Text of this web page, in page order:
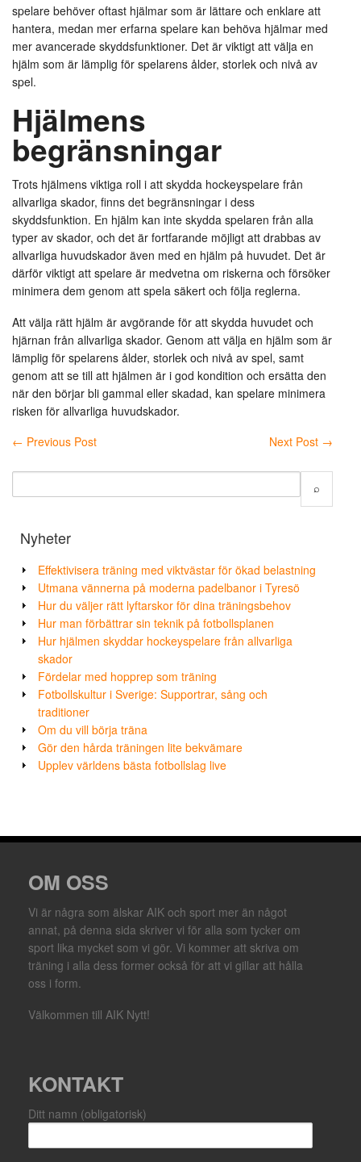
spelare behöver oftast hjälmar som är lättare och enklare att
hantera, medan mer erfarna spelare kan behöva hjälmar med
mer avancerade skyddsfunktioner. Det är viktigt att välja en
hjälm som är lämplig för spelarens ålder, storlek och nivå av
spel.
Hjälmens
begränsningar
Trots hjälmens viktiga roll i att skydda hockeyspelare från
allvarliga skador, finns det begränsningar i dess
skyddsfunktion. En hjälm kan inte skydda spelaren från alla
typer av skador, och det är fortfarande möjligt att drabbas av
allvarliga huvudskador även med en hjälm på huvudet. Det är
därför viktigt att spelare är medvetna om riskerna och försöker
minimera dem genom att spela säkert och följa reglerna.
Att välja rätt hjälm är avgörande för att skydda huvudet och
hjärnan från allvarliga skador. Genom att välja en hjälm som är
lämplig för spelarens ålder, storlek och nivå av spel, samt
genom att se till att hjälmen är i god kondition och ersätta den
när den börjar bli gammal eller skadad, kan spelare minimera
risken för allvarliga huvudskador.
← Previous Post Next Post →
Nyheter
Effektivisera träning med viktvästar för ökad belastning
Utmana vännerna på moderna padelbanor i Tyresö
Hur du väljer rätt lyftarskor för dina träningsbehov
Hur man förbättrar sin teknik på fotbollsplanen
Hur hjälmen skyddar hockeyspelare från allvarliga
skador
Fördelar med hopprep som träning
Fotbollskultur i Sverige: Supportrar, sång och
traditioner
Om du vill börja träna
Gör den hårda träningen lite bekvämare
Upplev världens bästa fotbollslag live
OM OSS
Vi är några som älskar AIK och sport mer än något
annat, på denna sida skriver vi för alla som tycker om
sport lika mycket som vi gör. Vi kommer att skriva om
träning i alla dess former också för att vi gillar att hålla
oss i form.
Välkommen till AIK Nytt!
KONTAKT
Ditt namn (obligatorisk)